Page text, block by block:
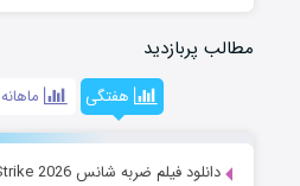
مطالب پربازدید
هفتگی ماهانه
دانلود فیلم ضربه شانس Lucky Strike 2026